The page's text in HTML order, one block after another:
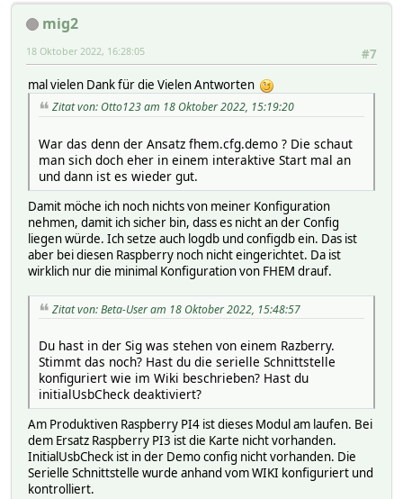
mig2
#7
18 Oktober 2022, 16:28:05
mal vielen Dank für die Vielen Antworten
Zitat von: Otto123 am 18 Oktober 2022, 15:19:20
War das denn der Ansatz fhem.cfg.demo ? Die schaut
man sich doch eher in einem interaktive Start mal an
und dann ist es wieder gut.
Damit möche ich noch nichts von meiner Konfiguration
nehmen, damit ich sicher bin, dass es nicht an der Config
liegen würde. Ich setze auch logdb und configdb ein. Das ist
aber bei diesen Raspberry noch nicht eingerichtet. Da ist
wirklich nur die minimal Konfiguration von FHEM drauf.
Zitat von: Beta-User am 18 Oktober 2022, 15:48:57
Du hast in der Sig was stehen von einem Razberry.
Stimmt das noch? Hast du die serielle Schnittstelle
konfiguriert wie im Wiki beschrieben? Hast du
initialUsbCheck deaktiviert?
Am Produktiven Raspberry PI4 ist dieses Modul am laufen. Bei
dem Ersatz Raspberry PI3 ist die Karte nicht vorhanden.
InitialUsbCheck ist in der Demo config nicht vorhanden. Die
Serielle Schnittstelle wurde anhand vom WIKI konfiguriert und
kontrolliert.